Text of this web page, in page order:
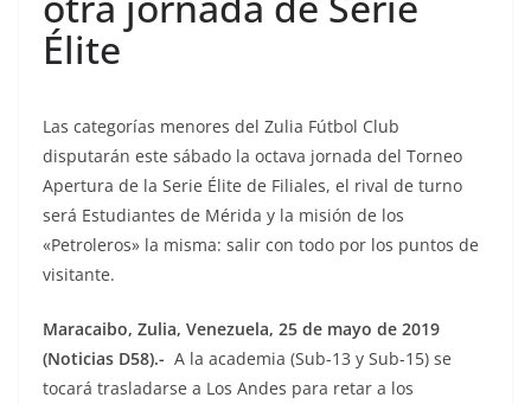
Élite
Las categorías menores del Zulia Fútbol Club
disputarán este sábado la octava jornada del Torneo
Apertura de la Serie Élite de Filiales, el rival de turno
será Estudiantes de Mérida y la misión de los
«Petroleros» la misma: salir con todo por los puntos de
visitante.
Maracaibo, Zulia, Venezuela, 25 de mayo de 2019
(Noticias D58).- A la academia (Sub-13 y Sub-15) se
tocará trasladarse a Los Andes para retar a los